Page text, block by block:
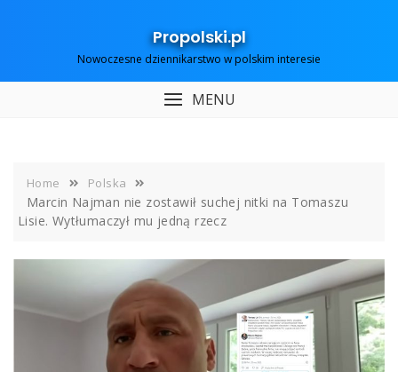
Propolski.pl
Nowoczesne dziennikarstwo w polskim interesie
MENU
Home Polska
Marcin Najman nie zostawił suchej nitki na Tomaszu
Lisie. Wytłumaczył mu jedną rzecz